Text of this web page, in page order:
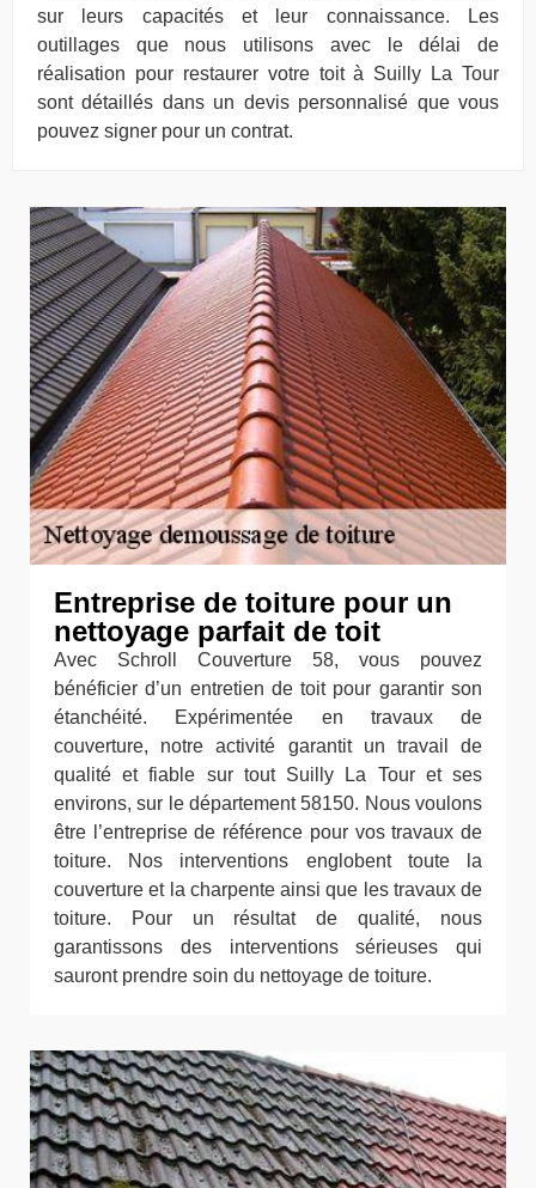
sur leurs capacités et leur connaissance. Les
outillages que nous utilisons avec le délai de
réalisation pour restaurer votre toit à Suilly La Tour
sont détaillés dans un devis personnalisé que vous
pouvez signer pour un contrat.
Entreprise de toiture pour un
nettoyage parfait de toit
Avec Schroll Couverture 58, vous pouvez
bénéficier d’un entretien de toit pour garantir son
étanchéité. Expérimentée en travaux de
couverture, notre activité garantit un travail de
qualité et fiable sur tout Suilly La Tour et ses
environs, sur le département 58150. Nous voulons
être l’entreprise de référence pour vos travaux de
toiture. Nos interventions englobent toute la
couverture et la charpente ainsi que les travaux de
toiture. Pour un résultat de qualité, nous
garantissons des interventions sérieuses qui
sauront prendre soin du nettoyage de toiture.